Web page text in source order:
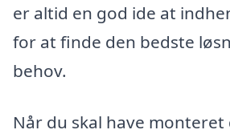
er altid en god ide at
for at finde den bedste
behov.
Når du skal have